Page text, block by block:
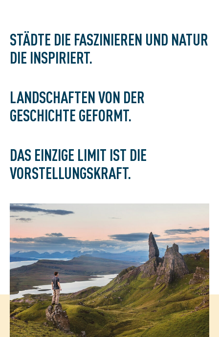
STÄDTE DIE FASZINIEREN UND NATUR
DIE INSPIRIERT.
LANDSCHAFTEN VON DER
GESCHICHTE GEFORMT.
DAS EINZIGE LIMIT IST DIE
VORSTELLUNGSKRAFT.